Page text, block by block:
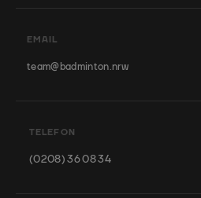
EMAIL
team@badminton.nrw
TELEFON
(0208) 36 08 34